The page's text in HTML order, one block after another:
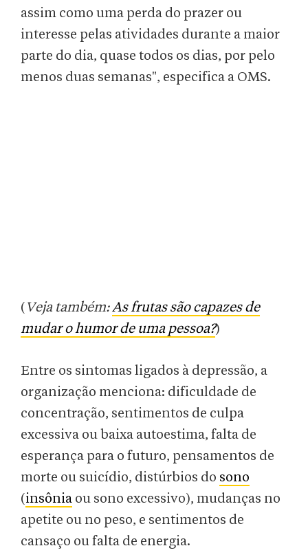
assim como uma perda do prazer ou
interesse pelas atividades durante a maior
parte do dia, quase todos os dias, por pelo
menos duas semanas", especifica a OMS.
( Veja também:As frutas são capazes de
mudar o humor de uma pessoa?)
Entre os sintomas ligados à depressão, a
organização menciona: dificuldade de
concentração, sentimentos de culpa
excessiva ou baixa autoestima, falta de
esperança para o futuro, pensamentos de
morte ou suicídio, distúrbios do sono
(insônia ou sono excessivo), mudanças no
apetite ou no peso, e sentimentos de
cansaço ou falta de energia.